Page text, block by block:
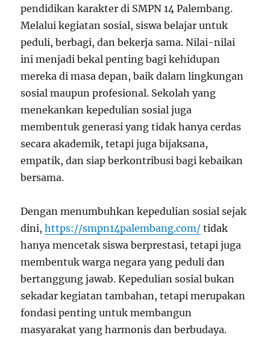
pendidikan karakter di SMPN 14 Palembang.
Melalui kegiatan sosial, siswa belajar untuk
peduli, berbagi, dan bekerja sama. Nilai-nilai
ini menjadi bekal penting bagi kehidupan
mereka di masa depan, baik dalam lingkungan
sosial maupun profesional. Sekolah yang
menekankan kepedulian sosial juga
membentuk generasi yang tidak hanya cerdas
secara akademik, tetapi juga bijaksana,
empatik, dan siap berkontribusi bagi kebaikan
bersama.
Dengan menumbuhkan kepedulian sosial sejak
dini,https://smpn14palembang.com/ tidak
hanya mencetak siswa berprestasi, tetapi juga
membentuk warga negara yang peduli dan
bertanggung jawab. Kepedulian sosial bukan
sekadar kegiatan tambahan, tetapi merupakan
fondasi penting untuk membangun
masyarakat yang harmonis dan berbudaya.